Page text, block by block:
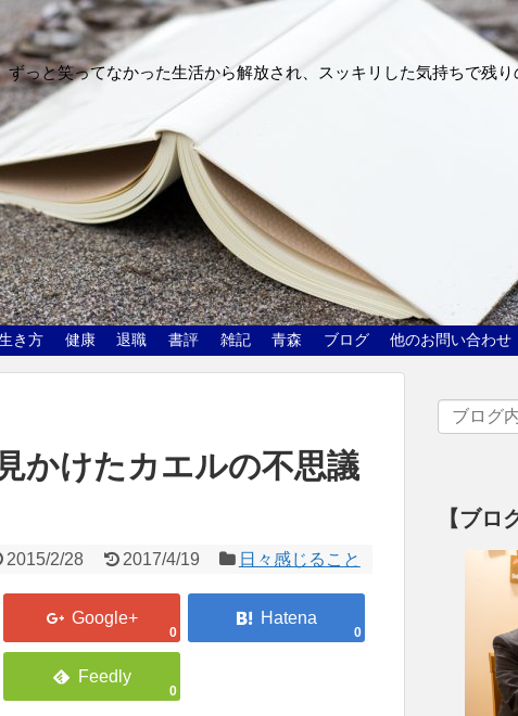
っと笑ってなかった生活から解放され、スッキリした気持ちで残
き方 健康 退職 書評 雑記 青森 ブログ 他のお問い合わせ
かけたカエルの不思議
2015/2/28 2017/4/19 日々感じること
0 0
0
【ブロ